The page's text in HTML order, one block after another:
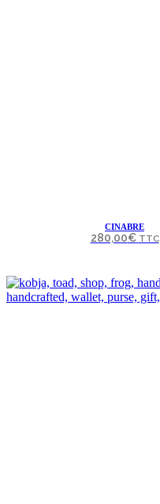
CINABRE
280,00€ TTC